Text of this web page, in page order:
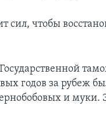
сил, чтобы
годов за рубеж
и